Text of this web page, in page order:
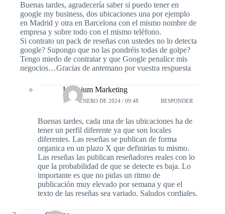
Buenas tardes, agradecería saber si puedo tener en
google my business, dos ubicaciones una por ejemplo
en Madrid y otra en Barcelona con el mismo nombre de
empresa y sobre todo con el mismo teléfono.
Si contrato un pack de reseñas con ustedes no lo detecta
google? Supongo que no las pondréis todas de golpe?
Tengo miedo de contratar y que Google penalice mis
negocios…Gracias de antemano por vuestra respuesta
Ingenium Marketing
15 DE ENERO DE 2024 / 09:48 RESPONDER
Buenas tardes, cada una de las ubicaciones ha de
tener un perfil diferente ya que son locales
diferentes. Las reseñas se publican de forma
organica en un plazo X que definirias tu mismo.
Las reseñas las publican reseñadores reales con lo
que la probabilidad de que se detecte es baja. Lo
importante es que no pidas un ritmo de
publicación muy elevado por semana y que el
texto de las reseñas sea variado. Saludos cordiales.